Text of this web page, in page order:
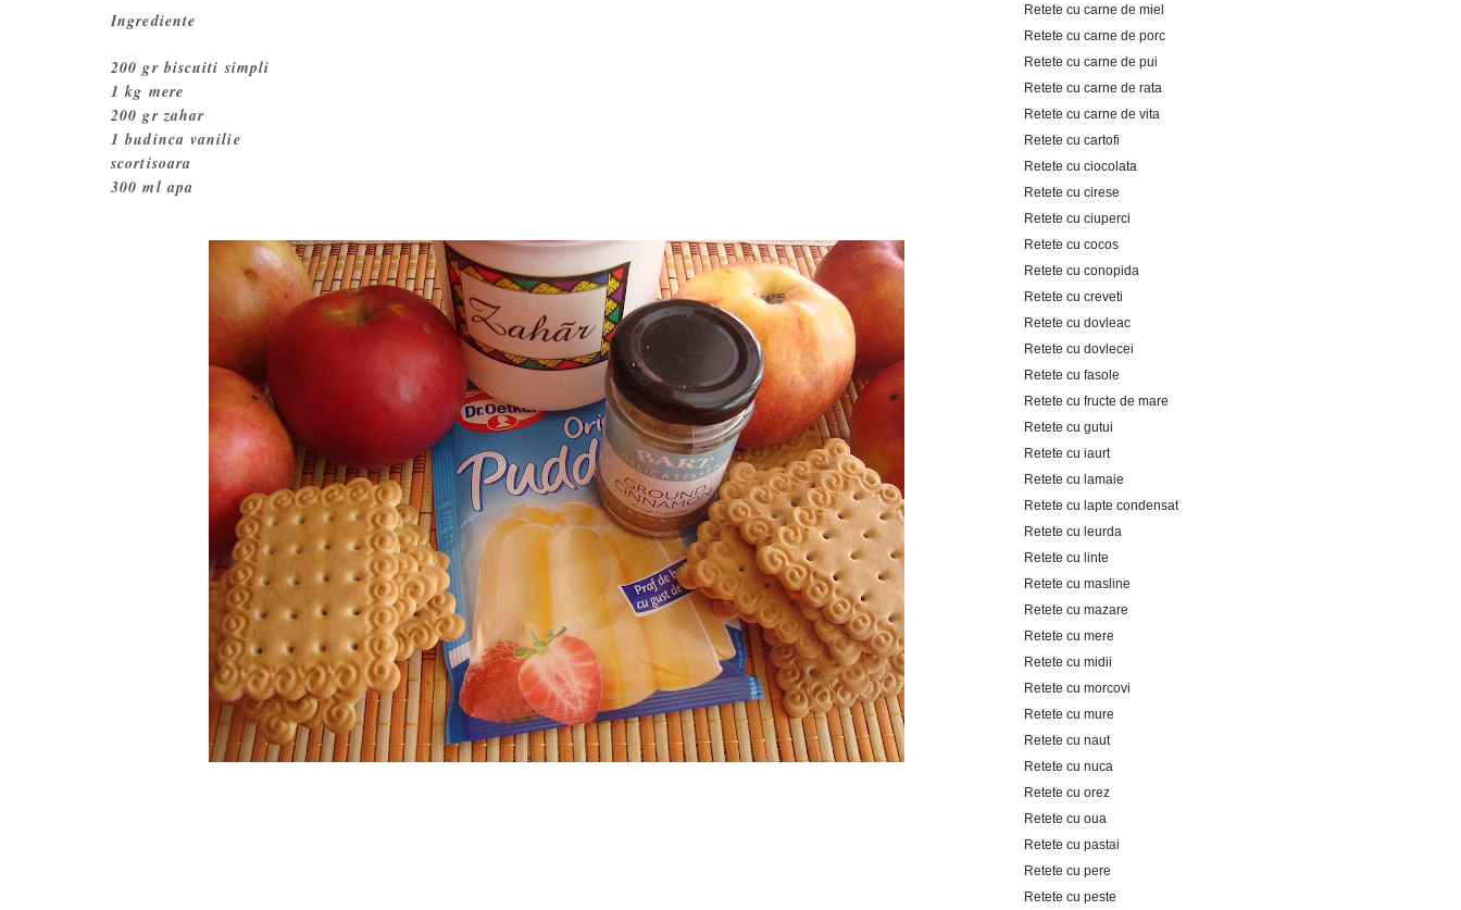
Ingrediente
200 gr biscuiti simpli
1 kg mere
200 gr zahar
1 budinca vanilie
scortisoara
300 ml apa
Retete cu carne de miel
Retete cu carne de porc
Retete cu carne de pui
Retete cu carne de rata
Retete cu carne de vita
Retete cu cartofi
Retete cu ciocolata
Retete cu cirese
Retete cu ciuperci
Retete cu cocos
Retete cu conopida
Retete cu creveti
Retete cu dovleac
Retete cu dovlecei
Retete cu fasole
Retete cu fructe de mare
Retete cu gutui
Retete cu iaurt
Retete cu lamaie
Retete cu lapte condensat
Retete cu leurda
Retete cu linte
Retete cu masline
Retete cu mazare
Retete cu mere
Retete cu midii
Retete cu morcovi
Retete cu mure
Retete cu naut
Retete cu nuca
Retete cu orez
Retete cu oua
Retete cu pastai
Retete cu pere
Retete cu peste